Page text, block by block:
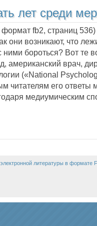
лет среди
формат fb2, страниц 536
они возникают, что
бороться? Вот те
американский врач,
(«National
читателям его ответы
медиумическим
литературы в формате